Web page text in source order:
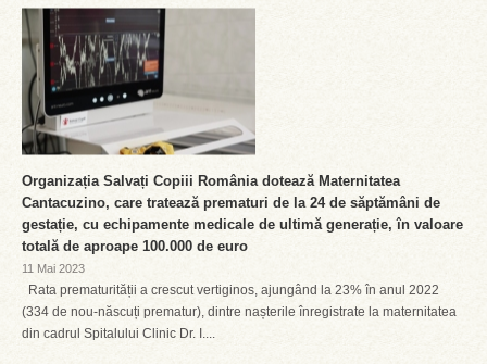
Organizația Salvați Copiii România dotează Maternitatea
Cantacuzino, care tratează prematuri de la 24 de săptămâni de
gestație, cu echipamente medicale de ultimă generație, în valoare
totală de aproape 100.000 de euro
11 Mai 2023
Rata prematurității a crescut vertiginos, ajungând la 23% în anul 2022
(334 de nou-născuți prematur), dintre nașterile înregistrate la maternitatea
din cadrul Spitalului Clinic Dr. I....